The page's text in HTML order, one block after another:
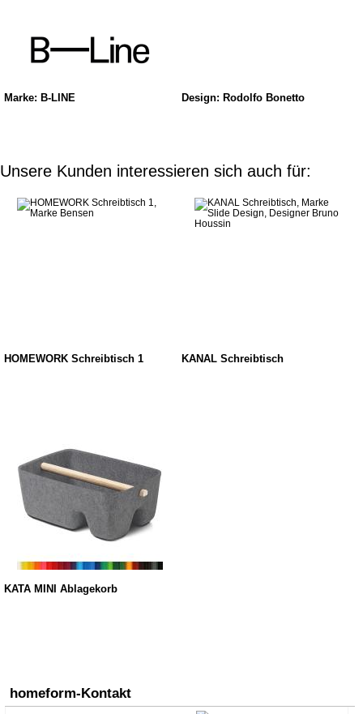
Marke: B-LINE Design: Rodolfo Bonetto
Unsere Kunden interessieren sich auch für:
HOMEWORK Schreibtisch 1 KANAL Schreibtisch
KATA MINI Ablagekorb
homeform-Kontakt